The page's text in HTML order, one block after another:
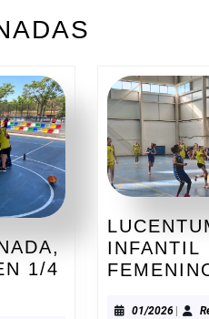
1/4
INFANTIL
01/202601/
|